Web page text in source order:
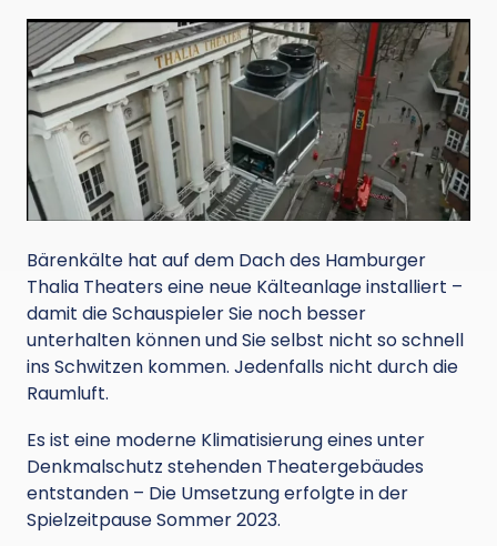
Bärenkälte hat auf dem Dach des Hamburger
Thalia Theaters eine neue Kälteanlage installiert –
damit die Schauspieler Sie noch besser
unterhalten können und Sie selbst nicht so schnell
ins Schwitzen kommen. Jedenfalls nicht durch die
Raumluft.
Es ist eine moderne Klimatisierung eines unter
Denkmalschutz stehenden Theatergebäudes
entstanden – Die Umsetzung erfolgte in der
Spielzeitpause Sommer 2023.